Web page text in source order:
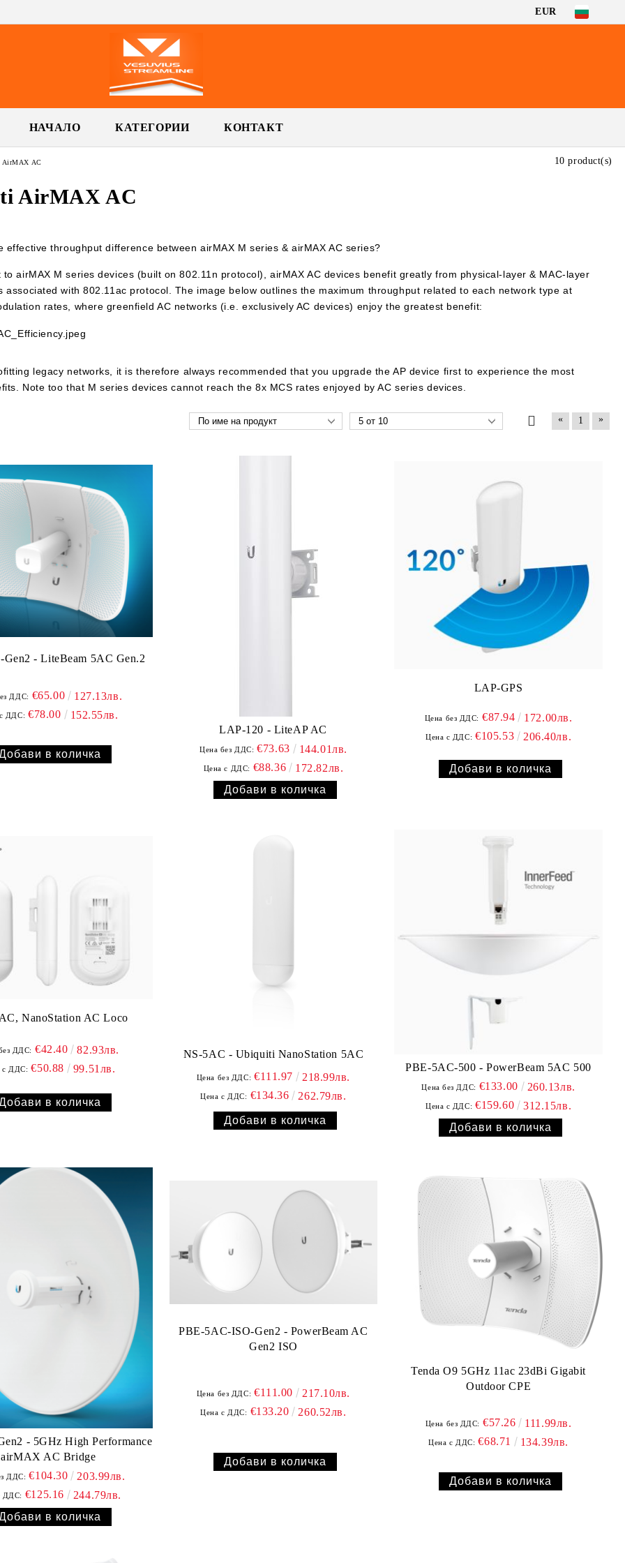
EUR
НАЧАЛО КАТЕГОРИИ КОНТАКТ
AirMAX AC
AirMAX AC
effective throughput difference between airMAX M series & airMAX AC series?
to airMAX M series devices (built on 802.11n protocol), airMAX AC devices benefit greatly from physical-layer & MAC-layer
associated with 802.11ac protocol. The image below outlines the maximum throughput related to each network type at
rates, where greenfield AC networks (i.e. exclusively AC devices) enjoy the greatest benefit:
legacy networks, it is therefore always recommended that you upgrade the AP device first to experience the most
Note too that M series devices cannot reach the 8x MCS rates enjoyed by AC series devices.
10 product(s)
« 1 »
- LiteBeam 5AC Gen.2
ДДС: €65.00 127.13лв.
ДДС: €78.00
152.55лв.
LAP-120 - LiteAP AC
Цена без ДДС: €73.63 144.01лв.
Цена с ДДС: €88.36 172.82лв.
LAP-GPS
Цена без ДДС: €87.94 172.00лв.
Цена с ДДС: €105.53 206.40лв.
NanoStation AC Loco
ДДС: €42.40 82.93лв.
с ДДС: €50.88 99.51лв.
NS-5AC - Ubiquiti NanoStation 5AC
Цена без ДДС: €111.97 218.99лв.
Цена с ДДС: €134.36 262.79лв.
PBE-5AC-500 - PowerBeam 5AC 500
Цена без ДДС: €133.00 260.13лв.
Цена с ДДС: €159.60 312.15лв.
- 5GHz High Performance
airMAX AC Bridge
ДДС: €104.30 203.99лв.
ДДС: €125.16 244.79лв.
PBE-5AC-ISO-Gen2 - PowerBeam AC
Gen2 ISO
Цена без ДДС: €111.00 217.10лв.
Цена с ДДС: €133.20 260.52лв.
Tenda O9 5GHz 11ac 23dBi Gigabit
Outdoor CPE
Цена без ДДС: €57.26 111.99лв.
Цена с ДДС: €68.71 134.39лв.